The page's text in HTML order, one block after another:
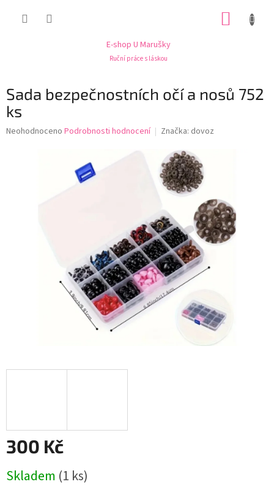
E-shop U Marušky
Ruční práce s láskou
Sada bezpečnostních očí a nosů 752
ks
Průměrné
Neohodnoceno Podrobnosti hodnocení Značka: dovoz
300 Kč
cena:
Skladem (1 ks)